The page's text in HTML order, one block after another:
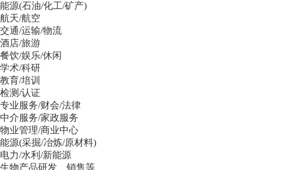
能源(石油/化工/矿产)
航天/航空
交通/运输/物流
酒店/旅游
餐饮/娱乐/休闲
学术/科研
教育/培训
检测/认证
专业服务/财会/法律
中介服务/家政服务
物业管理/商业中心
能源(采掘/冶炼/原材料)
电力/水利/新能源
生物产品研发、销售等